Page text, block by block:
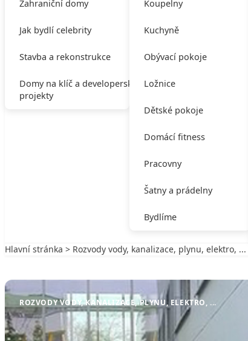
Zahraniční domy
Jak bydlí celebrity
Stavba a rekonstrukce
Domy na klíč a developerské
projekty
Koupelny
Kuchyně
Obývací pokoje
Ložnice
Dětské pokoje
Domácí fitness
Pracovny
Šatny a prádelny
Bydlíme
Hlavní stránka > Rozvody vody, kanalizace, plynu, elektro, ...
ROZVODY VODY, KANALIZACE, PLYNU, ELEKTRO, ...